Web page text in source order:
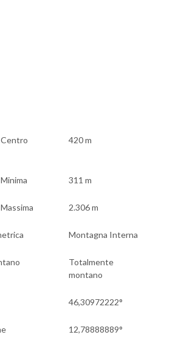
420 m
311 m
2.306 m
Montagna Interna
Totalmente
montano
46,30972222°
12,78888889°